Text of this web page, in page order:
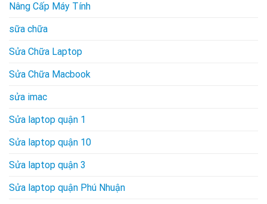
Nâng Cấp Máy Tính
sữa chữa
Sửa Chữa Laptop
Sửa Chữa Macbook
sửa imac
Sửa laptop quận 1
Sửa laptop quận 10
Sửa laptop quận 3
Sửa laptop quận Phú Nhuận